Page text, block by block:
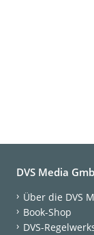
DVS Media
Über die DVS
Book-Shop
DVS-